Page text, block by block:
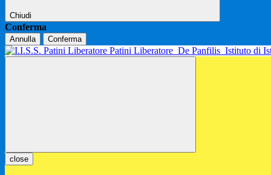
Chiudi
Conferma
Annulla Conferma
Patini Liberatore De Panfilis Istituto di
close